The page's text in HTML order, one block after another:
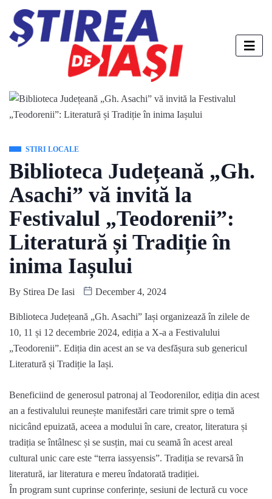
STIRI LOCALE
Biblioteca Județeană „Gh.
Asachi” vă invită la
Festivalul „Teodorenii”:
Literatură și Tradiție în
inima Iașului
By Stirea De Iasi December 4, 2024
Biblioteca Județeană „Gh. Asachi” Iași organizează în zilele de
10, 11 și 12 decembrie 2024, ediția a X-a a Festivalului
„Teodorenii”. Ediția din acest an se va desfășura sub genericul
Literatură și Tradiție la Iași.
Beneficiind de generosul patronaj al Teodorenilor, ediția din acest
an a festivalului reunește manifestări care trimit spre o temă
nicicând epuizată, aceea a modului în care, creator, literatura și
tradiția se întâlnesc și se susțin, mai cu seamă în acest areal
cultural unic care este “terra iassyensis”. Tradiția se revarsă în
literatură, iar literatura e mereu îndatorată tradiției.
În program sunt cuprinse conferințe, sesiuni de lectură cu voce